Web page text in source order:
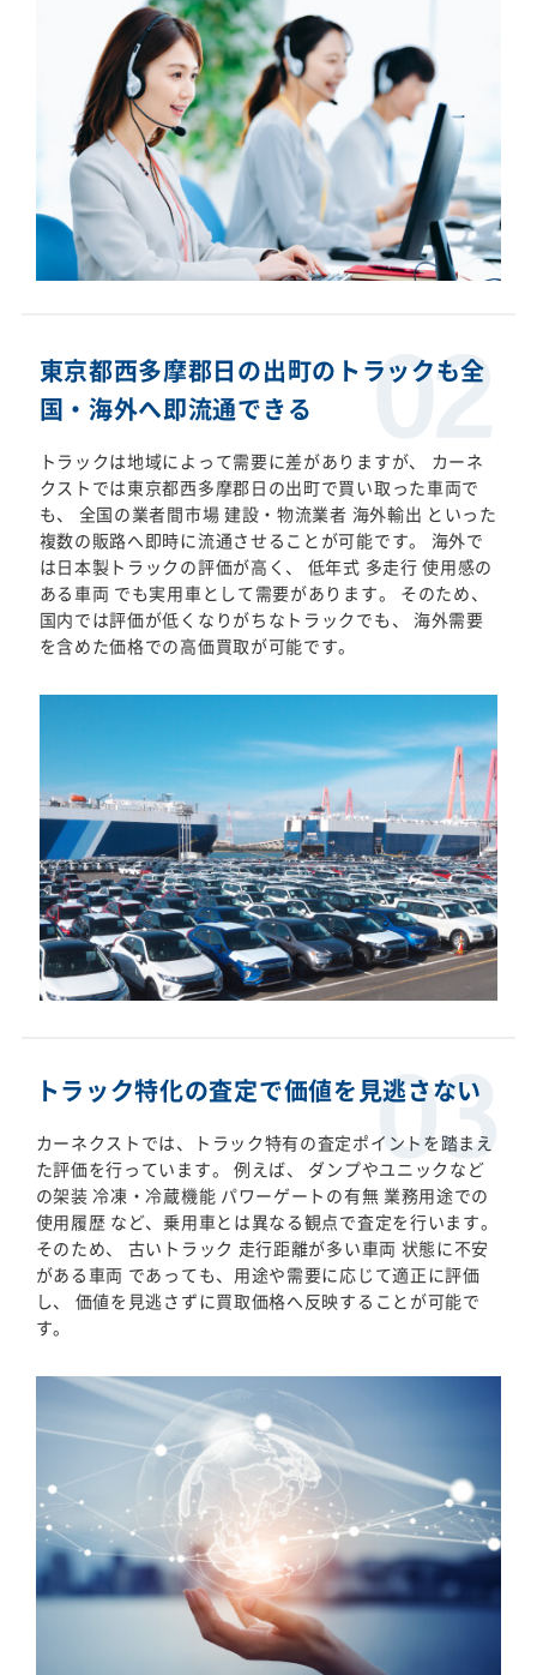
東京都西多摩郡日の出町のトラックも全
国・海外へ即流通できる
トラックは地域によって需要に差がありますが、 カーネ
クストでは東京都西多摩郡日の出町で買い取った車両で
も、 全国の業者間市場 建設・物流業者 海外輸出 といった
複数の販路へ即時に流通させることが可能です。 海外で
は日本製トラックの評価が高く、 低年式 多走行 使用感の
ある車両 でも実用車として需要があります。 そのため、
国内では評価が低くなりがちなトラックでも、 海外需要
を含めた価格での高価買取が可能です。
トラック特化の査定で価値を見逃さない
カーネクストでは、トラック特有の査定ポイントを踏まえ
た評価を行っています。 例えば、 ダンプやユニックなど
の架装 冷凍・冷蔵機能 パワーゲートの有無 業務用途での
使用履歴 など、乗用車とは異なる観点で査定を行います。
そのため、 古いトラック 走行距離が多い車両 状態に不安
がある車両 であっても、用途や需要に応じて適正に評価
し、 価値を見逃さずに買取価格へ反映することが可能で
す。